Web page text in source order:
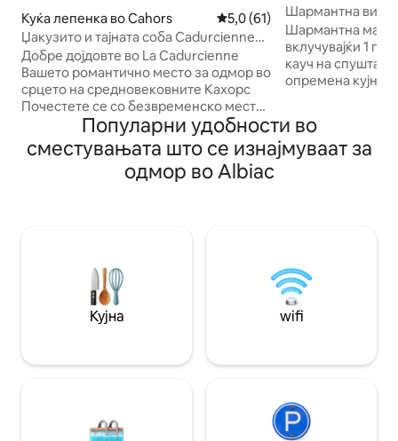
Куќа лепенка во Cahors Просечна оцена: 5,0 од 5,
5,0 (61)
Џакузито и тајната соба Cadurcienne
„Love room“
Добре дојдовте во La Cadurcienne
Вашето романтично место за одмор во
срцето на средновековните Кахорс
Почестете се со безвременско место
за одмор во нашиот романтичен
апартман од 75 м², сместен во
шармантна пешачка уличка.
Создадена за да ги разбуди сите ваши
соба со меко осветлување...секој
детаљ е создаден за да ја продлабочи
вашата врска и да ги подобри вашите
посебни моменти заедно.
Шармантна
Лавал“
Шармантна мала
вклучувајќи 1
кауч на
опремена кујна со бар,
мецанинска
дневна соба со 1
кабина со туш и тоалет.
мебел за во
при
Популарни удобности во
сместувањата што се изнајмуваат за
одмор во Albiac
Кујна wifi